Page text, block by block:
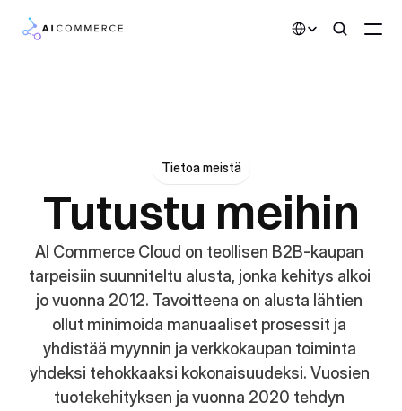
Asiakkaat
AI-toiminnot
Ratkaisut
Tekoälyominaisuudet
Tietoa meistä
Tutustu meihin
AI Commerce Cloud on teollisen B2B-kaupan
tarpeisiin suunniteltu alusta, jonka kehitys alkoi
jo vuonna 2012. Tavoitteena on alusta lähtien
ollut minimoida manuaaliset prosessit ja
yhdistää myynnin ja verkkokaupan toiminta
yhdeksi tehokkaaksi kokonaisuudeksi. Vuosien
tuotekehityksen ja vuonna 2020 tehdyn